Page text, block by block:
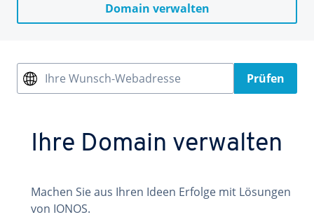
Domain verwalten
Ihre Wunsch-Webadresse Prüfen
Ihre Domain verwalten
Machen Sie aus Ihren Ideen Erfolge mit Lösungen
von IONOS.